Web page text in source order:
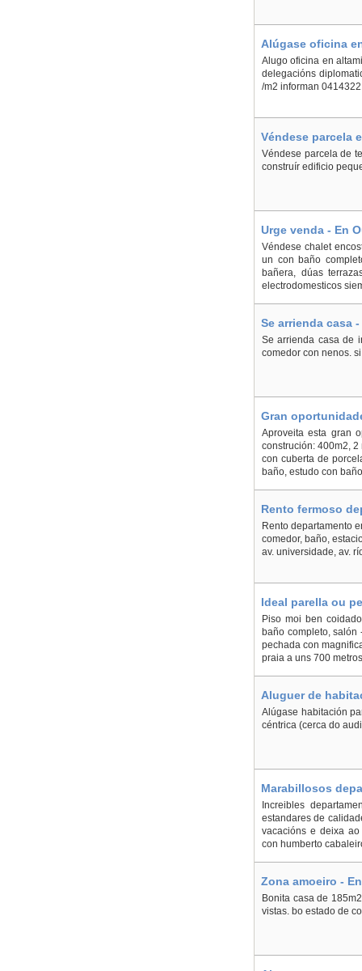
Alúgase oficina
Alugo oficina en
delegacións
/m2 informan
Véndese parcela
Véndese parcela de
construír edificio
Urge venda - En
Véndese chalet
un con baño
bañera, dúas
electrodomesticos
Se arrienda casa
Se arrienda casa de
comedor con nenos.
Gran
Aproveita esta gran
construción: 400m2,
con cuberta de
baño, estudo con
Rento fermoso
Rento departamento
comedor, baño,
av. universidade, av.
Ideal parella ou
Piso moi ben
baño completo, salón
pechada con
praia a uns 700
Aluguer de
Alúgase habitación
céntrica (cerca do
Marabillosos
Increibles
estandares de
vacacións e deixa
con humberto
Zona amoeiro -
Bonita casa de
vistas. bo estado de